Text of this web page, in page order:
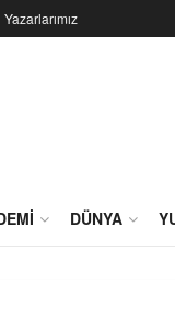
Yazarlarımız
DÜNYA